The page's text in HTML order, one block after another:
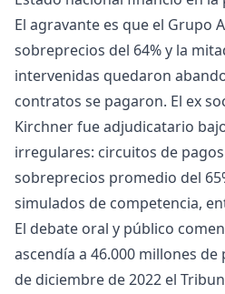
El agravante es que el Grupo
sobreprecios del 64% y la
intervenidas quedaron
contratos se pagaron. El ex
Kirchner fue adjudicatario
irregulares: circuitos de
sobreprecios promedio del
simulados de competencia,
El debate oral y público
ascendía a 46.000 millones
de diciembre de 2022 el